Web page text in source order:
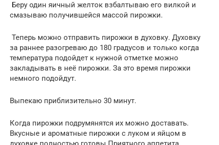
Беру один яичный желток взбалтываю его вилкой и
смазываю получившейся массой пирожки.
Теперь можно отправить пирожки в духовку. Духовку
за раннее разогреваю до 180 градусов и только когда
температура подойдет к нужной отметке можно
закладывать в неё пирожки. За это время пирожки
немного подойдут.
Выпекаю приблизительно 30 минут.
Когда пирожки подрумянятся их можно доставать.
Вкусные и ароматные пирожки с луком и яйцом в